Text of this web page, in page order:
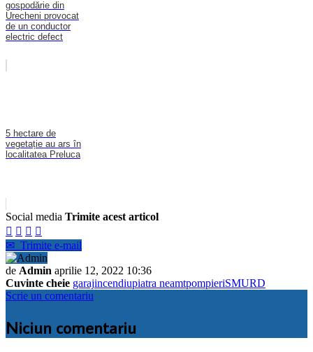
gospodărie din
Urecheni provocat
de un conductor
electric defect
5 hectare de
vegetație au ars în
localitatea Preluca
Social media Trimite acest articol
   
✉ Trimite e-mail
de Admin aprilie 12, 2022 10:36
Cuvinte cheie garajincendiupiatra neamtpompieriSMURD
Scrie un comentariu
Niciun comentariu